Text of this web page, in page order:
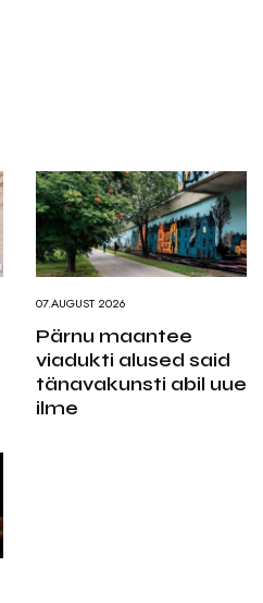
07.AUGUST 2026
Pärnu maantee
viadukti alused said
tänavakunsti abil uue
ilme